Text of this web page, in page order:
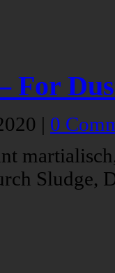
For
| 0
Sludge,